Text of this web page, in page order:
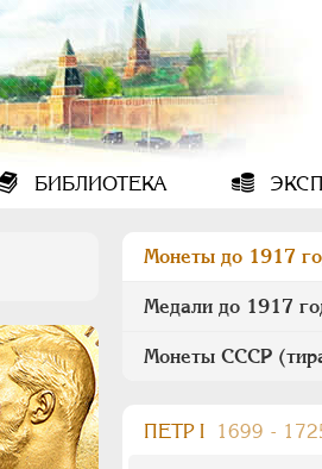
БИБЛИОТЕКА
Монеты до 1917
Медали до 1917
Монеты СССР
ПEТР I 1699 -